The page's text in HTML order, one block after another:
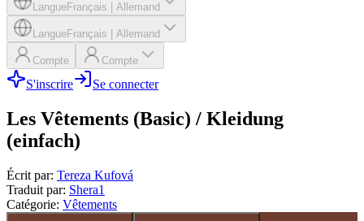
LangueFrançais Allemand
LangueFrançais Allemand
Compte Compte
S'inscrire Se connecter
Les Vêtements (Basic) / Kleidung
(einfach)
Écrit par: Tereza Kufová
Traduit par: Shera1
Catégorie: Vêtements